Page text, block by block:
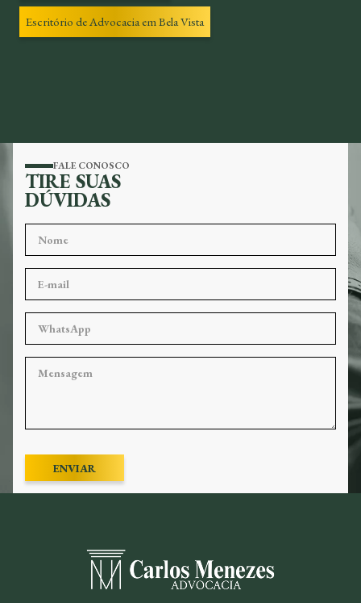
Escritório de Advocacia em Bela Vista
FALE CONOSCO
TIRE SUAS
DÚVIDAS
ENVIAR